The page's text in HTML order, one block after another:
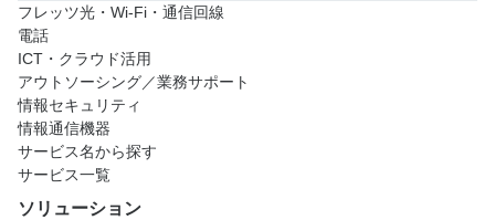
フレッツ光・Wi-Fi・通信回線
電話
ICT・クラウド活用
アウトソーシング／業務サポート
情報セキュリティ
情報通信機器
サービス名から探す
サービス一覧
ソリューション